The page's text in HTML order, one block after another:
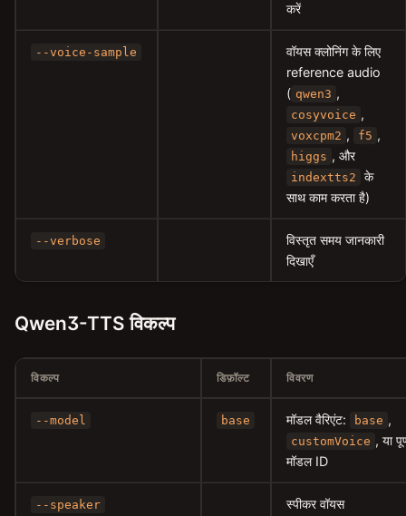
करें
--voice-sample
वॉयस क्लोनिंग के लिए
reference audio
( qwen3 ,
cosyvoice ,
voxcpm2 , f5 ,
higgs , और
indextts2
के
साथ काम करता है)
--verbose
विस्तृत समय जानकारी
दिखाएँ
Qwen3-TTS विकल्प
विकल्प डिफ़ॉल्ट विवरण
--model base मॉडल वैरिएंट: base ,
customVoice , या
मॉडल ID
--speaker
स्पीकर वॉयस